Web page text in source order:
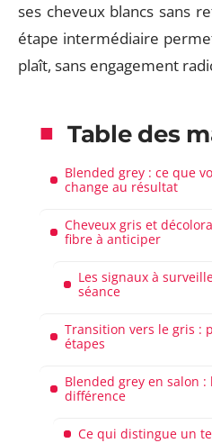
ses cheveux blancs sans
étape intermédiaire
plaît, sans engagement
Table des
Blended grey : ce que
change au résultat
Cheveux gris et
fibre à anticiper
Les signaux à
séance
Transition vers le gris :
étapes
Blended grey en salon
différence
Ce qui distingue un